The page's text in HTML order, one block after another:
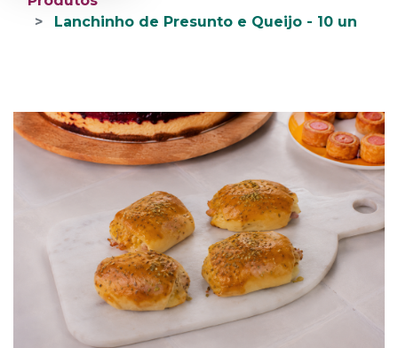
Lanchinho de Presunto e Queijo - 10 un